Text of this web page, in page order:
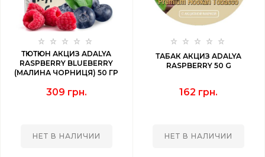
ТЮТЮН АКЦИЗ ADALYA
RASPBERRY BLUEBERRY
(МАЛИНА ЧОРНИЦЯ) 50 ГР
309 грн.
НЕТ В НАЛИЧИИ
ТАБАК АКЦИЗ ADALYA
RASPBERRY 50 G
162 грн.
НЕТ В НАЛИЧИИ